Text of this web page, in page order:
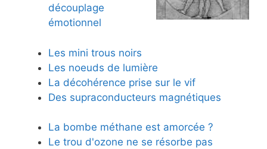
découplage
émotionnel
Les mini trous noirs
Les noeuds de lumière
La décohérence prise sur le vif
Des supraconducteurs magnétiques
La bombe méthane est amorcée ?
Le trou d'ozone ne se résorbe pas